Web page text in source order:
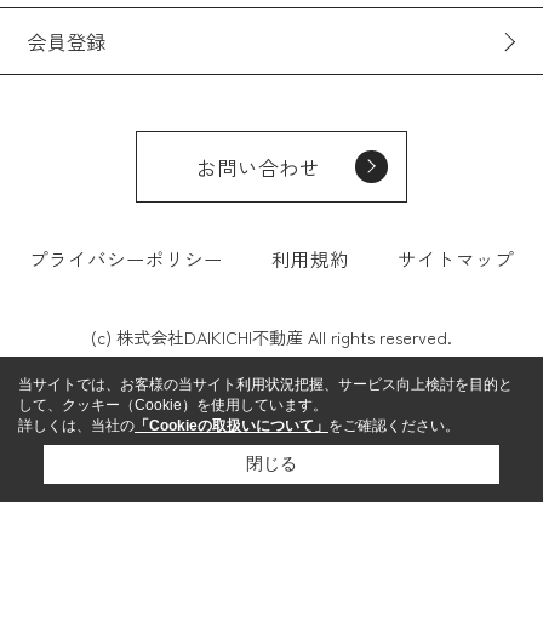
会員登録
お問い合わせ
プライバシーポリシー 利用規約 サイトマップ
(c) 株式会社DAIKICHI不動産 All rights reserved.
当サイトでは、お客様の当サイト利用状況把握、サービス向上検討を目的と
して、クッキー（Cookie）を使用しています。
詳しくは、当社の 「Cookieの取扱いについて」 をご確認ください。
閉じる